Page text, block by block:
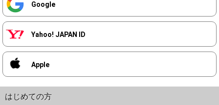
Google
Yahoo! JAPAN ID
Apple
はじめての方